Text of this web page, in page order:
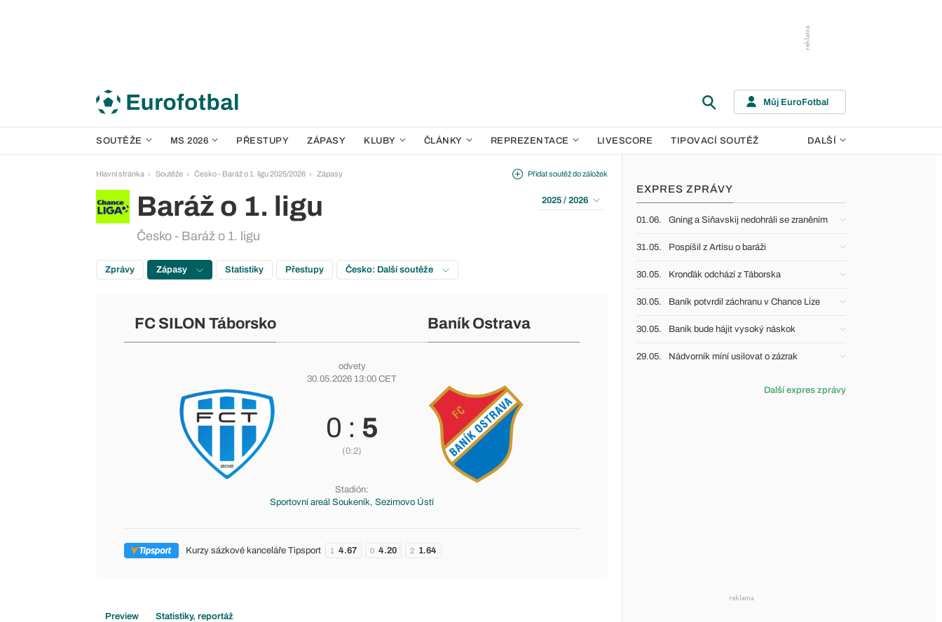
Můj EuroFotbal
SOUTĚŽE MS 2026 PŘESTUPY ZÁPASY KLUBY ČLÁNKY REPREZENTACE LIVESCORE TIPOVACÍ SOUTĚŽ DALŠÍ
Hlavní stránka Soutěže Česko - Baráž o 1. ligu 2025/2026 Zápasy
Baráž o 1. ligu
Česko - Baráž o 1. ligu
Přidat soutěž do záložek
2025 / 2026
Zprávy Zápasy Statistiky Přestupy Česko: Další soutěže
FC SILON Táborsko Baník Ostrava
odvety
30.05.2026 13:00 CET
0 : 5
(0:2)
Stadión:
Sportovní areál Soukeník, Sezimovo Ústí
Kurzy sázkové kanceláře Tipsport 1 4.67 0 4.20 2 1.64
Preview Statistiky, reportáž
EXPRES ZPRÁVY
01.06. Gning a Siňavskij nedohráli se zraněním
31.05. Pospíšil z Artisu o baráži
30.05. Kronďák odchází z Táborska
30.05. Baník potvrdil záchranu v Chance Lize
30.05. Baník bude hájit vysoký náskok
29.05. Nádvorník míní usilovat o zázrak
Další expres zprávy